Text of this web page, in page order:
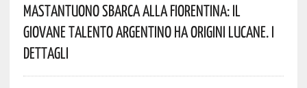
Mastantuono Sbarca Alla Fiorentina: Il
Giovane Talento Argentino Ha Origini Lucane. I
Dettagli